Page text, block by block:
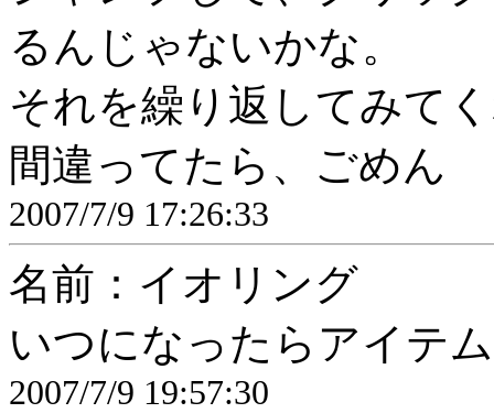
るんじゃないかな。
それを繰り返してみて
間違ってたら、ごめん
2007/7/9 17:26:33
名前：イオリング
いつになったらアイテ
2007/7/9 19:57:30